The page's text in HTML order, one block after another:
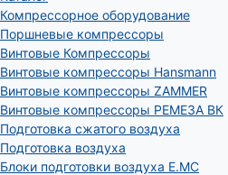
Компрессорное оборудование
Поршневые компрессоры
Винтовые Компрессоры
Винтовые компрессоры Hansmann
Винтовые компрессоры ZAMMER
Винтовые компрессоры РЕМЕЗА ВК
Подготовка сжатого воздуха
Подготовка воздуха
Блоки подготовки воздуха E.MC